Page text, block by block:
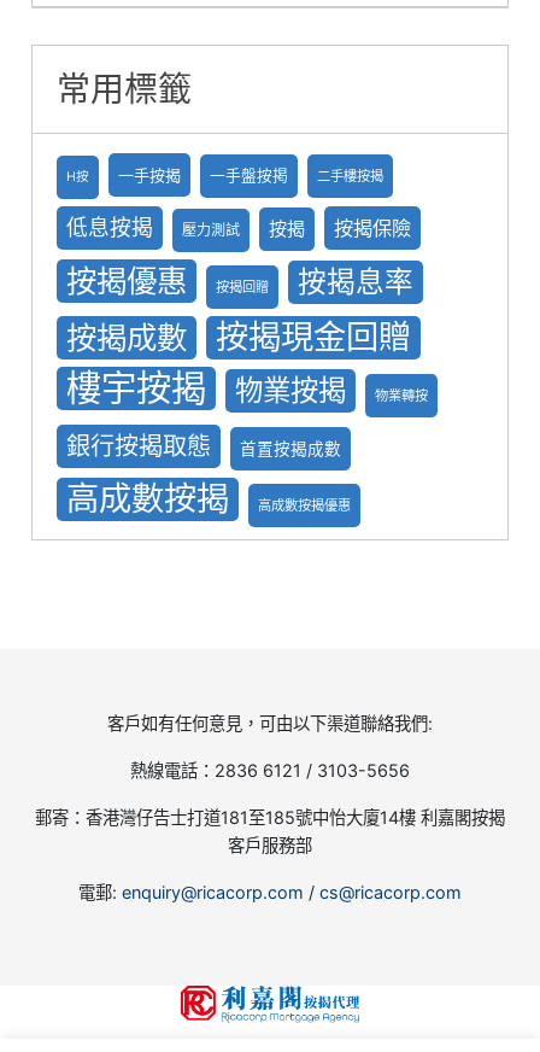
常用標籤
H按 一手按揭 一手盤按掲 二手樓按揭
低息按揭 壓力測試 按揭 按揭保險
按揭優惠 按揭回贈 按揭息率
按揭成數 按揭現金回贈
樓宇按揭 物業按揭 物業轉按
銀行按揭取態 首置按揭成數
高成數按揭 高成數按揭優惠
客戶如有任何意見，可由以下渠道聯絡我們:
熱線電話：2836 6121 / 3103-5656
郵寄：香港灣仔告士打道181至185號中怡大廈14樓 利嘉閣按揭
客戶服務部
電郵: enquiry@ricacorp.com / cs@ricacorp.com